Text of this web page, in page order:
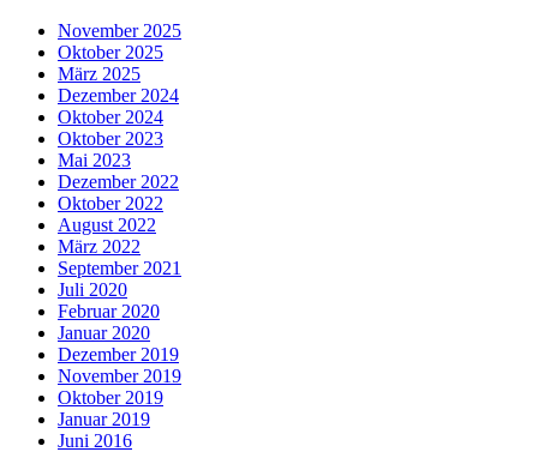
November 2025
Oktober 2025
März 2025
Dezember 2024
Oktober 2024
Oktober 2023
Mai 2023
Dezember 2022
Oktober 2022
August 2022
März 2022
September 2021
Juli 2020
Februar 2020
Januar 2020
Dezember 2019
November 2019
Oktober 2019
Januar 2019
Juni 2016